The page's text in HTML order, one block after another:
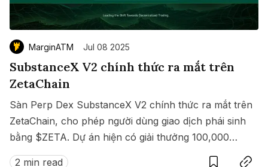
MarginATM Jul 08 2025
SubstanceX V2 chính thức ra mắt trên
ZetaChain
Sàn Perp Dex SubstanceX V2 chính thức ra mắt trên
ZetaChain, cho phép người dùng giao dịch phái sinh
bằng $ZETA. Dự án hiện có giải thưởng 100,000
$ZETA diễn ra từ 8 đến 15/07/2025.
2 min read
SaveCopy link